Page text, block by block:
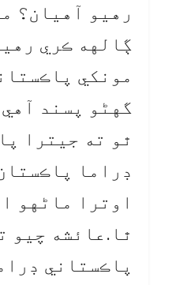
رهيو آهيان؟
ڳالهه ڪري
مونکي
گهڻو پسند
ٿو ته جيترا
ڊراما
اوترا ماڻهو
ٿا.عائشه چيو
پاڪستاني